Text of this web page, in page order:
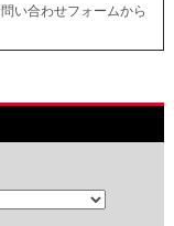
い合わせフォームから